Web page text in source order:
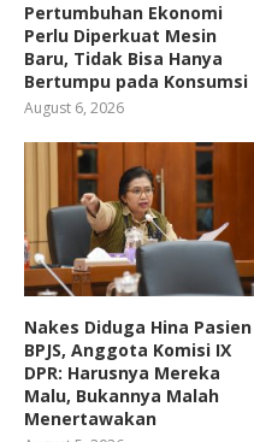
Pertumbuhan Ekonomi
Perlu Diperkuat Mesin
Baru, Tidak Bisa Hanya
Bertumpu pada Konsumsi
August 6, 2026
Nakes Diduga Hina Pasien
BPJS, Anggota Komisi IX
DPR: Harusnya Mereka
Malu, Bukannya Malah
Menertawakan